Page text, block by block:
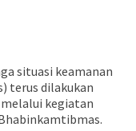
situasi keamanan
terus dilakukan
kegiatan